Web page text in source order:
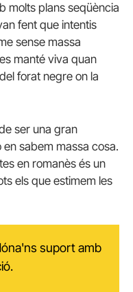
molts plans seqüència
fent que intentis
sense massa
manté viva quan
forat negre on la
ser una gran
en sabem massa cosa.
en romanès és un
els que estimem les
suport amb